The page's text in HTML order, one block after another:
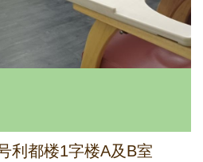
利都楼1字楼A及B室